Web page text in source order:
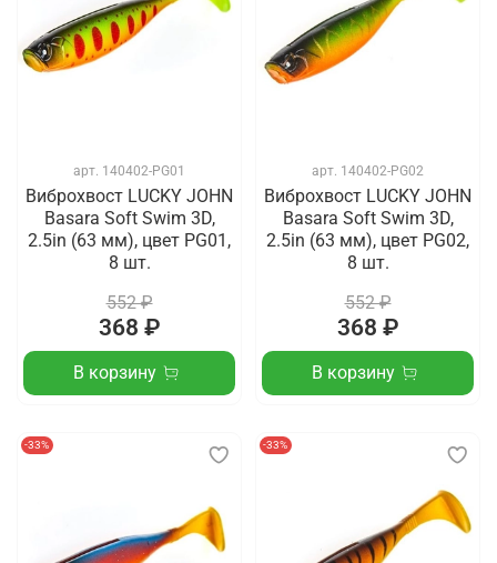
арт. 140402-PG01
Виброхвост LUCKY JOHN
Basara Soft Swim 3D,
2.5in (63 мм), цвет PG01,
8 шт.
552 ₽
368 ₽
В корзину
арт. 140402-PG02
Виброхвост LUCKY JOHN
Basara Soft Swim 3D,
2.5in (63 мм), цвет PG02,
8 шт.
552 ₽
368 ₽
В корзину
-33% -33%